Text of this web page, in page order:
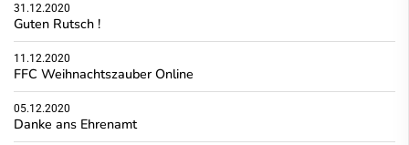
31.12.2020
Guten Rutsch !
11.12.2020
FFC Weihnachtszauber Online
05.12.2020
Danke ans Ehrenamt